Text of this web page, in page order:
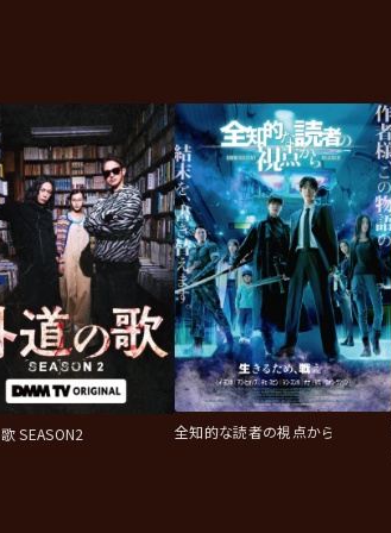
SEASON2 全知的な読者の視点から